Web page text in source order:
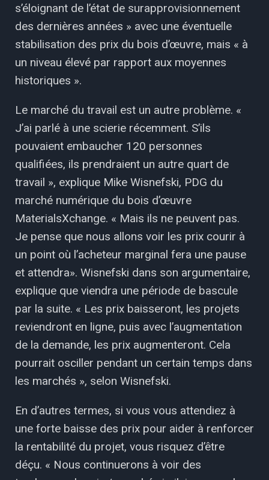
s’éloignant de l’état de surapprovisionnement
des dernières années » avec une éventuelle
stabilisation des prix du bois d’œuvre, mais « à
un niveau élevé par rapport aux moyennes
historiques ».
Le marché du travail est un autre problème. «
J’ai parlé à une scierie récemment. S’ils
pouvaient embaucher 120 personnes
qualifiées, ils prendraient un autre quart de
travail », explique Mike Wisnefski, PDG du
marché numérique du bois d’œuvre
MaterialsXchange. « Mais ils ne peuvent pas.
Je pense que nous allons voir les prix courir à
un point où l’acheteur marginal fera une pause
et attendra». Wisnefski dans son argumentaire,
explique que viendra une période de bascule
par la suite. « Les prix baisseront, les projets
reviendront en ligne, puis avec l’augmentation
de la demande, les prix augmenteront. Cela
pourrait osciller pendant un certain temps dans
les marchés », selon Wisnefski.
En d’autres termes, si vous vous attendiez à
une forte baisse des prix pour aider à renforcer
la rentabilité du projet, vous risquez d’être
déçu. « Nous continuerons à voir des